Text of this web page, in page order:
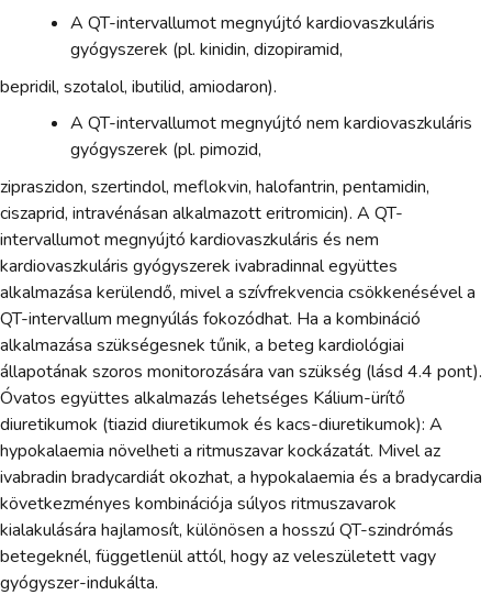
A QT-intervallumot megnyújtó kardiovaszkuláris
gyógyszerek (pl. kinidin, dizopiramid,
bepridil, szotalol, ibutilid, amiodaron).
A QT-intervallumot megnyújtó nem kardiovaszkuláris
gyógyszerek (pl. pimozid,
zipraszidon, szertindol, meflokvin, halofantrin, pentamidin,
ciszaprid, intravénásan alkalmazott eritromicin). A QT-
intervallumot megnyújtó kardiovaszkuláris és nem
kardiovaszkuláris gyógyszerek ivabradinnal együttes
alkalmazása kerülendő, mivel a szívfrekvencia csökkenésével a
QT-intervallum megnyúlás fokozódhat. Ha a kombináció
alkalmazása szükségesnek tűnik, a beteg kardiológiai
állapotának szoros monitorozására van szükség (lásd 4.4 pont).
Óvatos együttes alkalmazás lehetséges Kálium-ürítő
diuretikumok (tiazid diuretikumok és kacs-diuretikumok): A
hypokalaemia növelheti a ritmuszavar kockázatát. Mivel az
ivabradin bradycardiát okozhat, a hypokalaemia és a bradycardia
következményes kombinációja súlyos ritmuszavarok
kialakulására hajlamosít, különösen a hosszú QT-szindrómás
betegeknél, függetlenül attól, hogy az veleszületett vagy
gyógyszer-indukálta.